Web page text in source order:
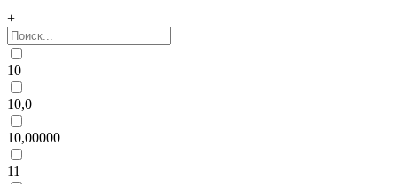
+
10
10,0
10,00000
11